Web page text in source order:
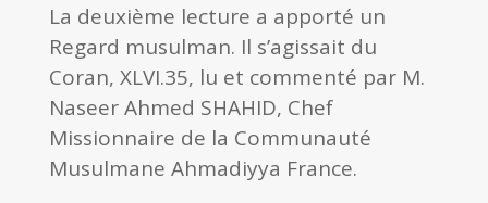
La deuxième lecture a apporté un
Regard musulman. Il s’agissait du
Coran, XLVI.35, lu et commenté par M.
Naseer Ahmed SHAHID, Chef
Missionnaire de la Communauté
Musulmane Ahmadiyya France.